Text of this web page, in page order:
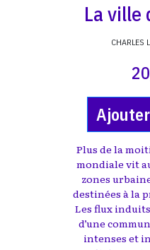
La ville
CHARLES
Plus de la
mondiale vit
zones
destinées à la
Les flux
d’une
intenses et